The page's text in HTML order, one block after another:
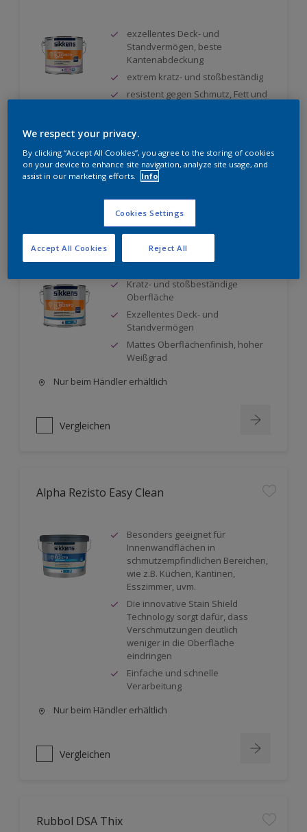
exzellentes Deck- und
Standvermögen, beste
Kantenabdeckung
extrem kratz- und stoßbeständig
resistent gegen Schmutz, Fett und
Nur beim Händler erhältlich
Vergleichen
Rubbol BL Rezisto Mat
Kratz- und stoßbeständige
Oberfläche
Exzellentes Deck- und
Standvermögen
Mattes Oberflächenfinish, hoher
Weißgrad
Nur beim Händler erhältlich
Vergleichen
Alpha Rezisto Easy Clean
Besonders geeignet für
Innenwandflächen in
schmutzempfindlichen Bereichen,
wie z.B. Küchen, Kantinen,
Esszimmer, uvm.
Die innovative Stain Shield
Technology sorgt dafür, dass
Verschmutzungen deutlich
weniger in die Oberfläche
eindringen
Einfache und schnelle
Verarbeitung
Nur beim Händler erhältlich
Vergleichen
Rubbol DSA Thix
We respect your privacy.
By clicking “Accept All Cookies”, you agree to the storing of cookies
on your device to enhance site navigation, analyze site usage, and
assist in our marketing efforts.
Info
Cookies Settings
Reject All
Accept All Cookies